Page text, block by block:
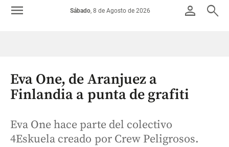
Colombia
person search
Sábado, 8 de Agosto de 2026
menu
Eva One, de Aranjuez a
Finlandia a punta de grafiti
Eva One hace parte del colectivo
4Eskuela creado por Crew Peligrosos.